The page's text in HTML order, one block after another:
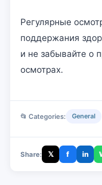
Регулярные
поддержания
и не забывайте о
осмотрах.
📂 Categories: General
Share: 𝕏 f in